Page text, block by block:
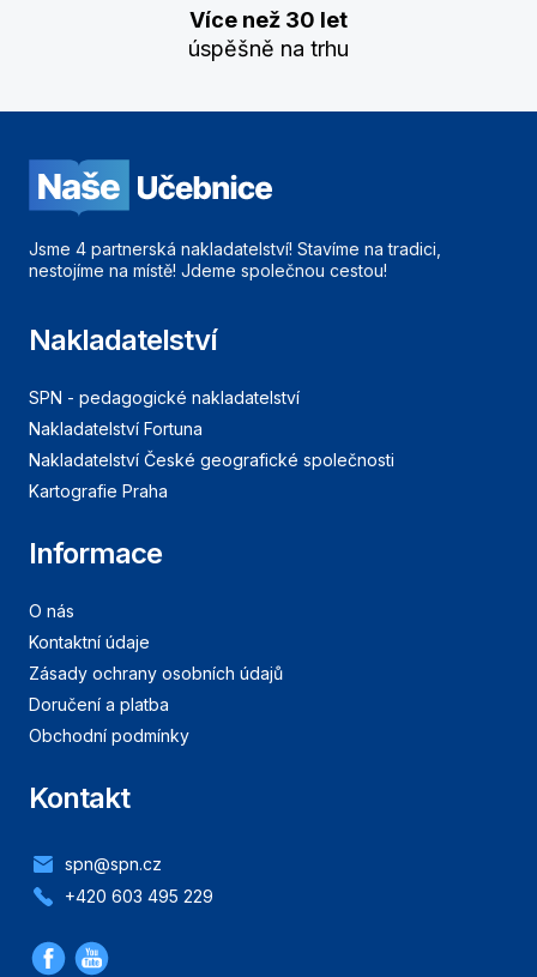
Více než 30 let
úspěšně na trhu
Jsme 4 partnerská nakladatelství! Stavíme na tradici,
nestojíme na místě! Jdeme společnou cestou!
Nakladatelství
SPN - pedagogické nakladatelství
Nakladatelství Fortuna
Nakladatelství České geografické společnosti
Kartografie Praha
Informace
O nás
Kontaktní údaje
Zásady ochrany osobních údajů
Doručení a platba
Obchodní podmínky
Kontakt
spn@spn.cz
+420 603 495 229